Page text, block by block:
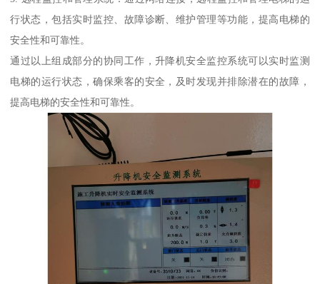
行状态，包括实时监控、故障诊断、维护管理等功能，提高电梯的
安全性和可靠性。
通过以上组成部分的协同工作，升降机安全监控系统可以实时监测
电梯的运行状态，确保乘客的安全，及时发现并排除潜在的故障，
提高电梯的安全性和可靠性。